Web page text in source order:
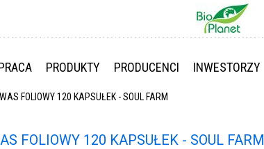
PRODUKTY PRODUCENCI INWESTORZY
FOLIOWY 120 KAPSUŁEK - SOUL FARM
FOLIOWY 120 KAPSUŁEK - SOUL FARM